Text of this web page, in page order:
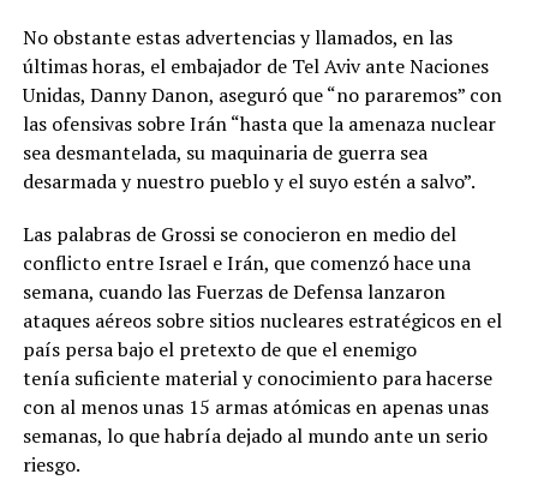
No obstante estas advertencias y llamados, en las
últimas horas, el embajador de Tel Aviv ante Naciones
Unidas, Danny Danon, aseguró que “no pararemos” con
las ofensivas sobre Irán “hasta que la amenaza nuclear
sea desmantelada, su maquinaria de guerra sea
desarmada y nuestro pueblo y el suyo estén a salvo”.
Las palabras de Grossi se conocieron en medio del
conflicto entre Israel e Irán, que comenzó hace una
semana, cuando las Fuerzas de Defensa lanzaron
ataques aéreos sobre sitios nucleares estratégicos en el
país persa bajo el pretexto de que el enemigo
tenía suficiente material y conocimiento para hacerse
con al menos unas 15 armas atómicas en apenas unas
semanas, lo que habría dejado al mundo ante un serio
riesgo.